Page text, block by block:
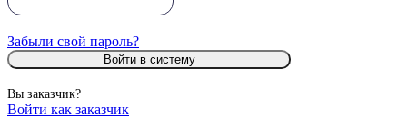
Забыли свой пароль?
Войти в систему
Вы заказчик?
Войти как заказчик